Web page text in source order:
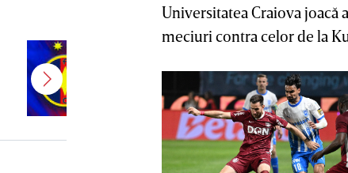
jucător campion şi câştigător de
Universitatea Craiova joacă
meciuri contra celor de la